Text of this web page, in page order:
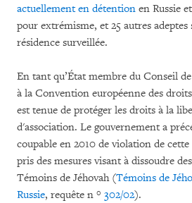
actuellement en détention en Russie
pour extrémisme, et 25 autres adeptes
résidence surveillée.
En tant qu’État membre du Conseil
à la Convention européenne des
est tenue de protéger les droits à la
d'association. Le gouvernement a
coupable en 2010 de violation de
pris des mesures visant à dissoudre
Témoins de Jéhovah (Témoins de
Russie, requête n ° 302/02).